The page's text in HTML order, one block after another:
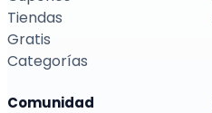
Tiendas
Gratis
Categorías
Comunidad